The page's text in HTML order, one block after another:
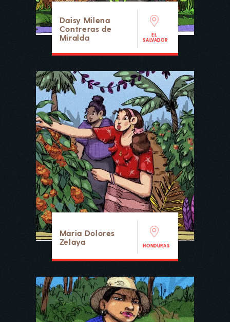
Daisy Milena
Contreras de
Miralda
EL
SALVADOR
Maria Dolores
Zelaya
HONDURAS